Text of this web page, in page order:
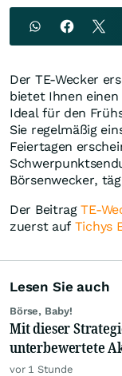
Der TE-Wecker
bietet Ihnen
Ideal für den
Sie regelmäßig
Feiertagen
Börsenwecker,
Der BeitragTE-
zuerst auf Tichys
Lesen Sie auch
Börse, Baby!
Mit dieser
unterbewertete
vor 1 Stunde